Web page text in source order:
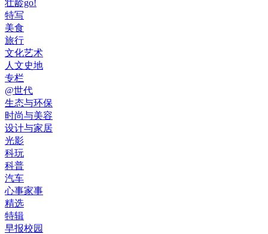
壮龄go!
特写
美食
旅行
文化艺术
人文史地
专栏
@世代
生态与环保
时尚与美容
设计与家居
光影
科玩
科普
汽车
心事家事
精选
特辑
早报校园